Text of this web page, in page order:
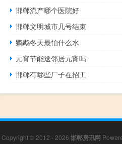
邯郸流产哪个医院好
邯郸文明城市几号结束
鹦鹉冬天最怕什么水
元宵节能送邻居元宵吗
邯郸有哪些厂子在招工
Copyright © 2012 - 2026 邯郸房讯网